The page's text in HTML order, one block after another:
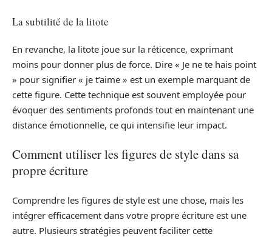
La subtilité de la litote
En revanche, la litote joue sur la réticence, exprimant
moins pour donner plus de force. Dire « Je ne te hais point
» pour signifier « je t’aime » est un exemple marquant de
cette figure. Cette technique est souvent employée pour
évoquer des sentiments profonds tout en maintenant une
distance émotionnelle, ce qui intensifie leur impact.
Comment utiliser les figures de style dans sa
propre écriture
Comprendre les figures de style est une chose, mais les
intégrer efficacement dans votre propre écriture est une
autre. Plusieurs stratégies peuvent faciliter cette